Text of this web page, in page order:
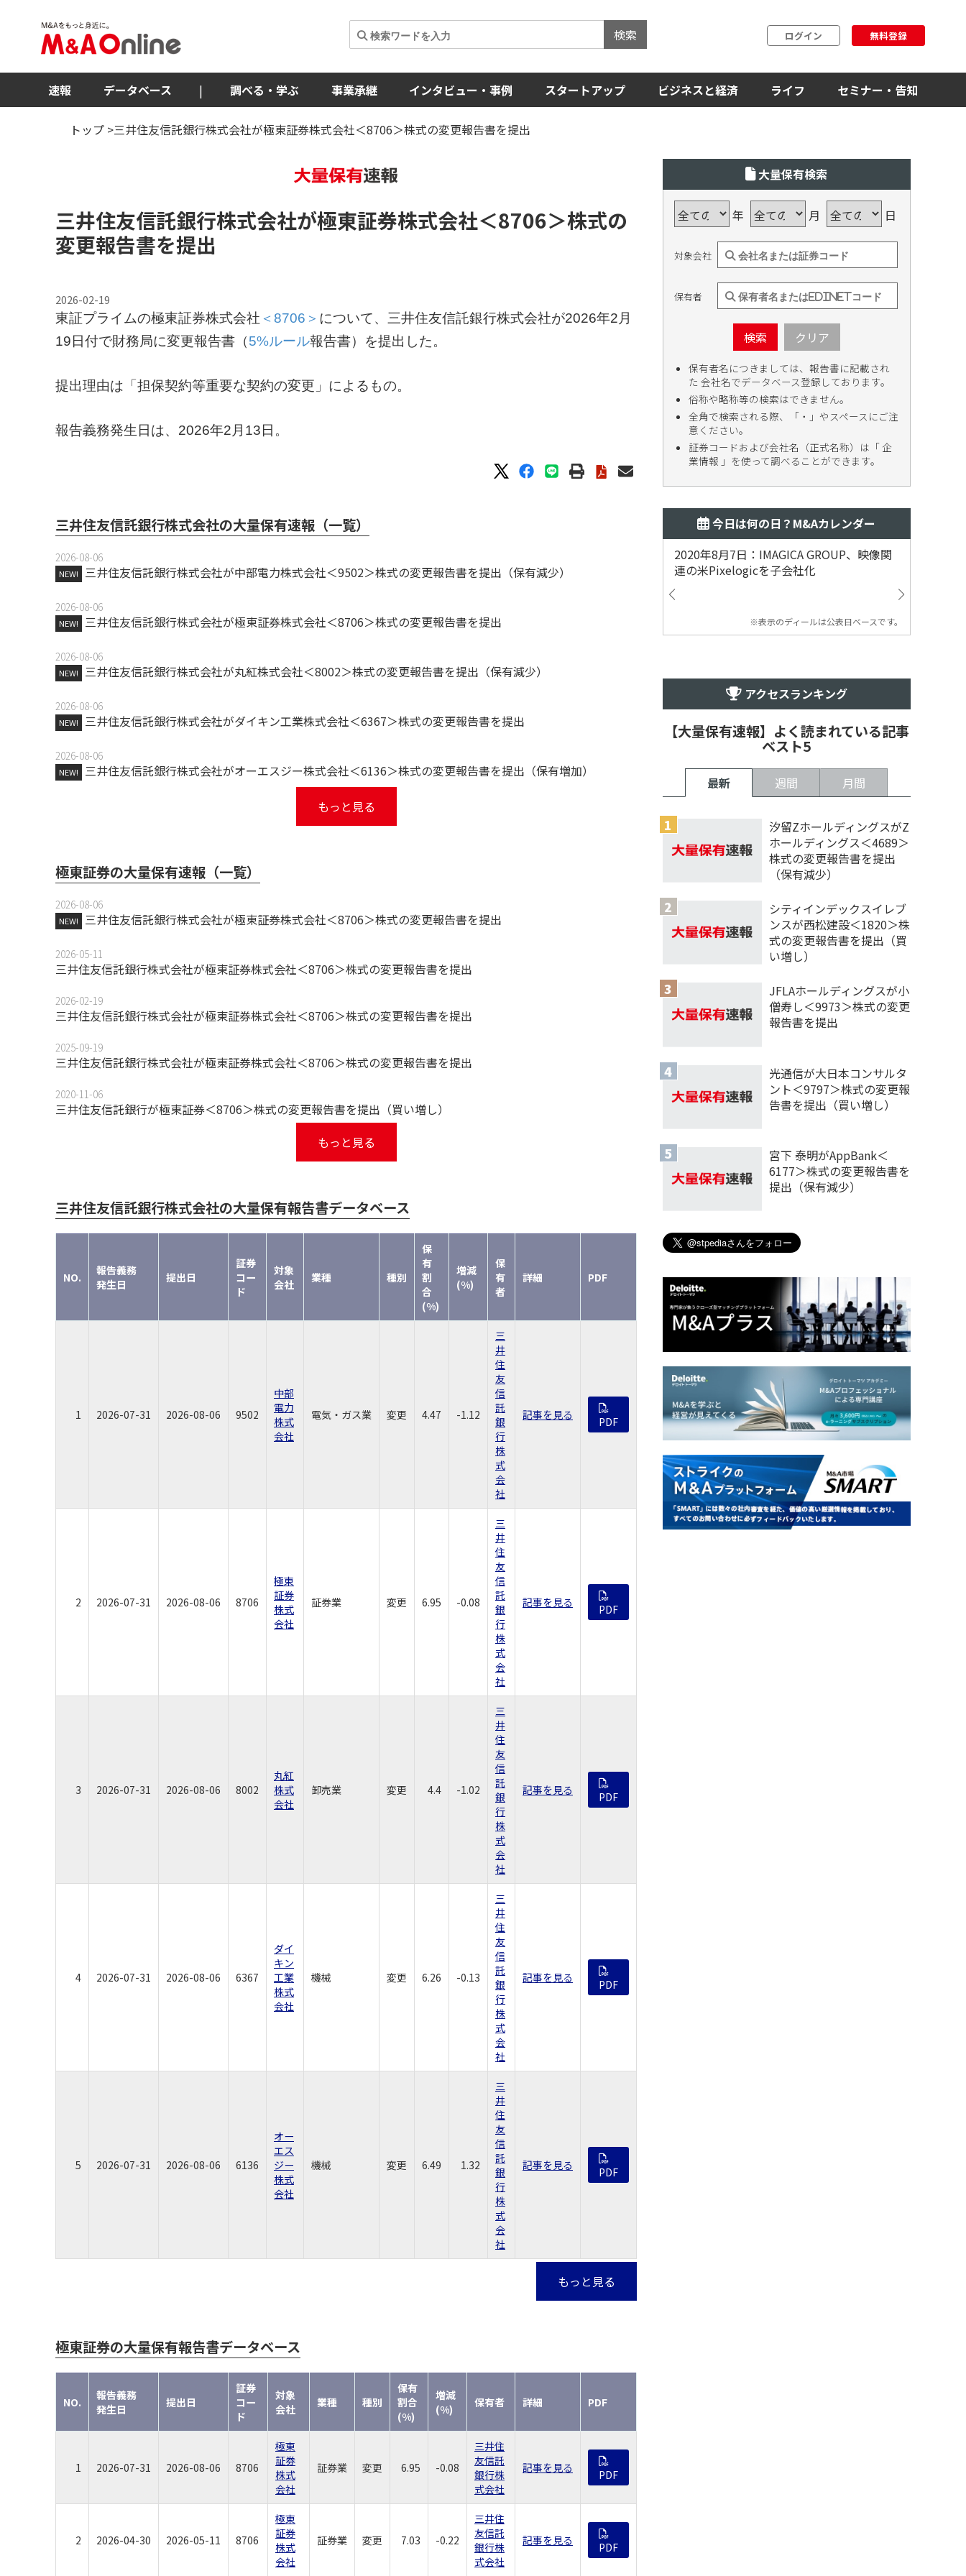
検索 ログイン 無料登録
速報 データベース | 調べる・学ぶ 事業承継 インタビュー・事例 スタートアップ ビジネスと経済 ライフ セミナー・告知
トップ >三井住友信託銀行株式会社が極東証券株式会社＜8706＞株式の変更報告書を提出
三井住友信託銀行株式会社が極東証券株式会社＜8706＞株式の
変更報告書を提出
2026-02-19
東証プライムの極東証券株式会社 ＜8706＞ について、三井住友信託銀行株式会社が2026年2月
19日付で財務局に変更報告書（5%ルール報告書）を提出した。
提出理由は「担保契約等重要な契約の変更」によるもの。
報告義務発生日は、2026年2月13日。
三井住友信託銀行株式会社の大量保有速報（一覧）
2026-08-06
NEW! 三井住友信託銀行株式会社が中部電力株式会社＜9502＞株式の変更報告書を提出（保有減少）
2026-08-06
NEW! 三井住友信託銀行株式会社が極東証券株式会社＜8706＞株式の変更報告書を提出
2026-08-06
NEW! 三井住友信託銀行株式会社が丸紅株式会社＜8002＞株式の変更報告書を提出（保有減少）
2026-08-06
NEW! 三井住友信託銀行株式会社がダイキン工業株式会社＜6367＞株式の変更報告書を提出
2026-08-06
NEW! 三井住友信託銀行株式会社がオーエスジー株式会社＜6136＞株式の変更報告書を提出（保有増加）
もっと見る
極東証券の大量保有速報（一覧）
2026-08-06
NEW! 三井住友信託銀行株式会社が極東証券株式会社＜8706＞株式の変更報告書を提出
2026-05-11
三井住友信託銀行株式会社が極東証券株式会社＜8706＞株式の変更報告書を提出
2026-02-19
三井住友信託銀行株式会社が極東証券株式会社＜8706＞株式の変更報告書を提出
2025-09-19
三井住友信託銀行株式会社が極東証券株式会社＜8706＞株式の変更報告書を提出
2020-11-06
三井住友信託銀行が極東証券＜8706＞株式の変更報告書を提出（買い増し）
もっと見る
三井住友信託銀行株式会社の大量保有報告書データベース
NO.
報告義務
発生日
提出日
証券
コー
ド
対象
会社
業種 種別
保
有
割
合
(%)
増減
(%)
保
有
者
詳細 PDF
1 2026-07-31 2026-08-06 9502
中部
電力
株式
会社
電気・ガス業 変更 4.47 -1.12
三
井
住
友
信
託
銀
行
株
式
会
社
記事を見る PDF
2 2026-07-31 2026-08-06 8706
極東
証券
株式
会社
証券業 変更 6.95 -0.08
三
井
住
友
信
託
銀
行
株
式
会
社
記事を見る PDF
3 2026-07-31 2026-08-06 8002
丸紅
株式
会社
卸売業 変更 4.4 -1.02
三
井
住
友
信
託
銀
行
株
式
会
社
記事を見る PDF
4 2026-07-31 2026-08-06 6367
ダイ
キン
工業
株式
会社
機械 変更 6.26 -0.13
三
井
住
友
信
託
銀
行
株
式
会
社
記事を見る PDF
5 2026-07-31 2026-08-06 6136
オー
エス
ジー
株式
会社
機械 変更 6.49 1.32
三
井
住
友
信
託
銀
行
株
式
会
社
記事を見る PDF
もっと見る
極東証券の大量保有報告書データベース
NO.
報告義務
発生日
提出日
証券
コー
ド
対象
会社
業種 種別
保有
割合
(%)
増減
(%)
保有者 詳細 PDF
1 2026-07-31 2026-08-06 8706
極東
証券
株式
会社
証券業 変更 6.95 -0.08
三井住
友信託
銀行株
式会社
記事を見る PDF
2 2026-04-30 2026-05-11 8706
極東
証券
株式
会社
証券業 変更 7.03 -0.22
三井住
友信託
銀行株
式会社
記事を見る PDF
大量保有検索
年 月 日
対象会社
保有者
検索 クリア
保有者名につきましては、報告書に記載され
た 会社名でデータベース登録しております。
俗称や略称等の検索はできません。
全角で検索される際、「・」やスペースにご注
意ください。
証券コードおよび会社名（正式名称）は「 企
業情報 」を使って調べることができます。
今日は何の日？M&Aカレンダー
2020年8月7日：IMAGICA GROUP、映像関
連の米Pixelogicを子会社化
※表示のディールは公表日ベースです。
アクセスランキング
【大量保有速報】よく読まれている記事
ベスト5
最新 週間 月間
汐留ZホールディングスがZ
ホールディングス＜4689＞
株式の変更報告書を提出
（保有減少）
シティインデックスイレブ
ンスが西松建設＜1820＞株
式の変更報告書を提出（買
い増し）
JFLAホールディングスが小
僧寿し＜9973＞株式の変更
報告書を提出
光通信が大日本コンサルタ
ント＜9797＞株式の変更報
告書を提出（買い増し）
宮下 泰明がAppBank＜
6177＞株式の変更報告書を
提出（保有減少）